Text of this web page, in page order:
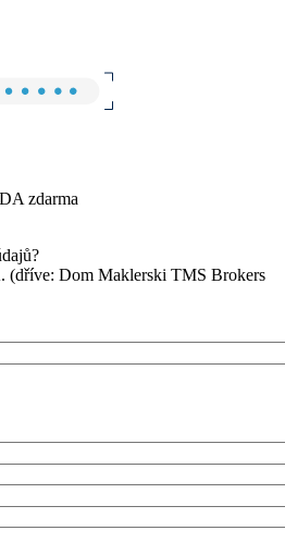
zdarma
Dom Maklerski TMS Brokers